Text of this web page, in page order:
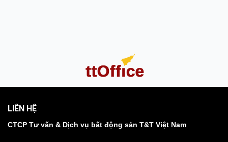
LIÊN HỆ
CTCP Tư vấn & Dịch vụ bất động sản T&T Việt Nam